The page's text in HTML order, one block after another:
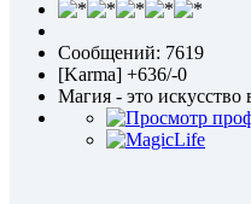
Сообщений: 7619
[Karma] +636/-0
Магия - это искусство